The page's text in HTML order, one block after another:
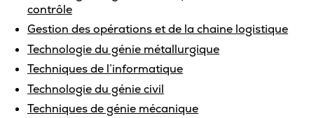
Urgences
contrôle
Gestion des opérations et de la chaine logistique
Technologie du génie métallurgique
Techniques de l’informatique
Technologie du génie civil
Techniques de génie mécanique